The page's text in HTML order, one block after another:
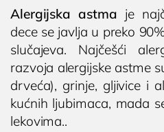
Alergijska astma je
dece se javlja u preko
slučajeva. Najčešći
razvoja alergijske astme
drveća), grinje, gljivice i
kućnih ljubimaca, mada
lekovima..